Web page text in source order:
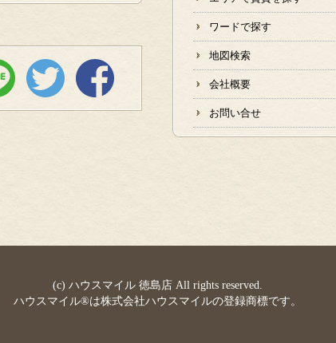
ワードで探す
地図検索
会社概要
お問い合せ
(c) ハウスマイル 徳島店 All rights reserved.
ハウスマイル®は株式会社ハウスマイルの登録商標です。